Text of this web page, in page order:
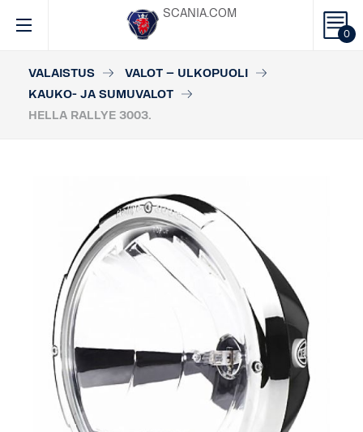
0
SCANIA.COM
VALAISTUS
VALOT – ULKOPUOLI
KAUKO- JA SUMUVALOT
HELLA RALLYE 3003.